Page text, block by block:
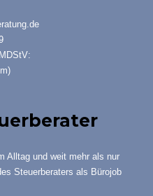
)
Alltag und weit mehr als nur
Steuerberaters als Bürojob